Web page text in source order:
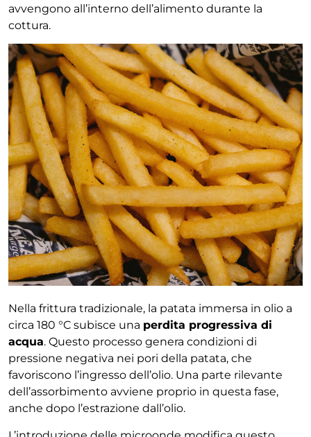
avvengono all’interno dell’alimento durante la
cottura.
Nella frittura tradizionale, la patata immersa in olio a
circa 180 °C subisce una perdita progressiva di
acqua. Questo processo genera condizioni di
pressione negativa nei pori della patata, che
favoriscono l’ingresso dell’olio. Una parte rilevante
dell’assorbimento avviene proprio in questa fase,
anche dopo l’estrazione dall’olio.